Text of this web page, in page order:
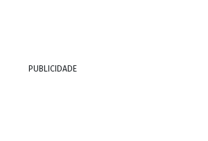
PUBLICIDADE